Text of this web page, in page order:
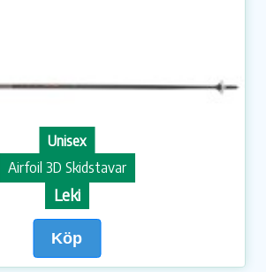
Unisex
Airfoil 3D Skidstavar
Leki
Köp